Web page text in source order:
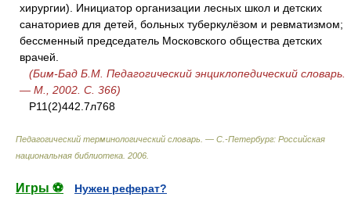
хирургии). Инициатор организации лесных школ и детских
санаториев для детей, больных туберкулёзом и ревматизмом;
бессменный председатель Московского общества детских
врачей.
(Бим-Бад Б.М. Педагогический энциклопедический словарь.
— М., 2002. С. 366)
Р11(2)442.7л768
Педагогический терминологический словарь. — С.-Петербург: Российская
национальная библиотека 2006
Игры ⚽
Нужен реферат?